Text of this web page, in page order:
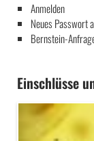
Anmelden
Neues Passwort
Bernstein-
Einschlüsse